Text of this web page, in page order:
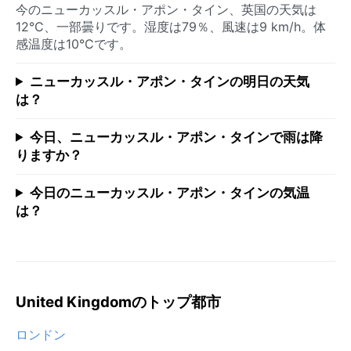
今のニューカッスル・アポン・タイン、英国の天気は
12°C、一部曇りです。湿度は79％、風速は9 km/h。体
感温度は10°Cです。
ニューカッスル・アポン・タインの明日の天気
は？
今日、ニューカッスル・アポン・タインで雨は降
りますか？
今日のニューカッスル・アポン・タインの気温
は？
United Kingdomのトップ都市
ロンドン